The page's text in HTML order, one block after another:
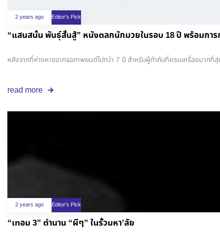
2 years ago Editor's Pick
“แสนสนั่น พันธุ์สั่นสู้” หนังตลกนักมวยในรอบ 18 ปี พร้อมการ
หลังจากที่ห่างหายจากจอภาพยนต์ไปกว่า 7 ปี สำหรับผู้กำกับที่ครบเครื่องมา
read more
2 years ago Editor's Pick
“เทอม 3” ตำนาน “ผีๆ” ในรั้วมหา’ลัย